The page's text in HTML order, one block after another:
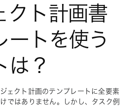
クト計画書
ートを使う
は？
ェクト計画のテンプレートに全要素
ではありません。しかし、タスク例